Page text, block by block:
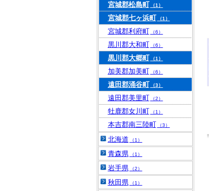
宮城郡松島町 （1）
宮城郡七ヶ浜町 （1）
宮城郡利府町 （6）
黒川郡大和町 （6）
黒川郡大郷町 （1）
加美郡加美町 （6）
遠田郡涌谷町 （3）
遠田郡美里町 （2）
牡鹿郡女川町 （1）
本吉郡南三陸町 （3）
北海道 （1）
青森県 （1）
岩手県 （2）
秋田県 （1）